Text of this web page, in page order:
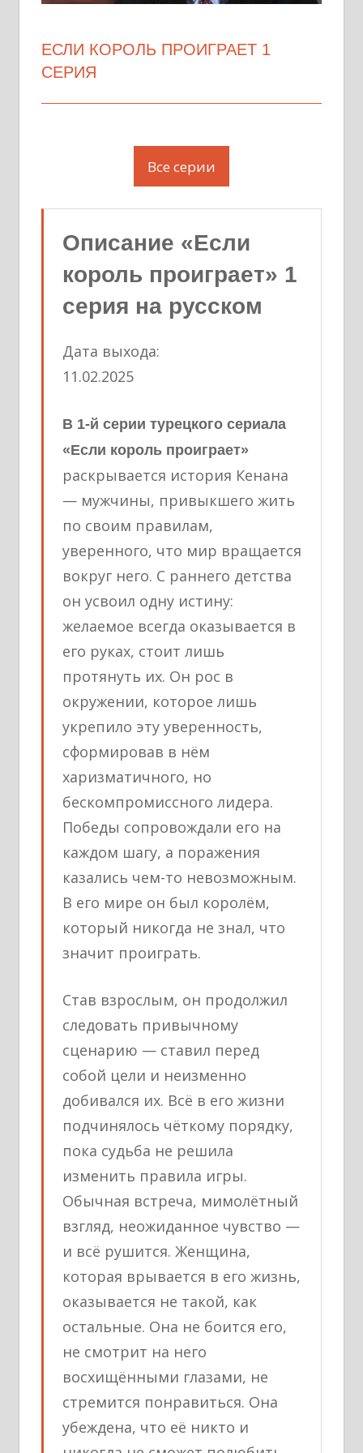
ЕСЛИ КОРОЛЬ ПРОИГРАЕТ 1
СЕРИЯ
Все серии
Описание «Если
король проиграет» 1
серия на русском
Дата выхода:
11.02.2025
В 1-й серии турецкого сериала
«Если король проиграет»
раскрывается история Кенана
— мужчины, привыкшего жить
по своим правилам,
уверенного, что мир вращается
вокруг него. С раннего детства
он усвоил одну истину:
желаемое всегда оказывается в
его руках, стоит лишь
протянуть их. Он рос в
окружении, которое лишь
укрепило эту уверенность,
сформировав в нём
харизматичного, но
бескомпромиссного лидера.
Победы сопровождали его на
каждом шагу, а поражения
казались чем-то невозможным.
В его мире он был королём,
который никогда не знал, что
значит проиграть.
Став взрослым, он продолжил
следовать привычному
сценарию — ставил перед
собой цели и неизменно
добивался их. Всё в его жизни
подчинялось чёткому порядку,
пока судьба не решила
изменить правила игры.
Обычная встреча, мимолётный
взгляд, неожиданное чувство —
и всё рушится. Женщина,
которая врывается в его жизнь,
оказывается не такой, как
остальные. Она не боится его,
не смотрит на него
восхищёнными глазами, не
стремится понравиться. Она
убеждена, что её никто и